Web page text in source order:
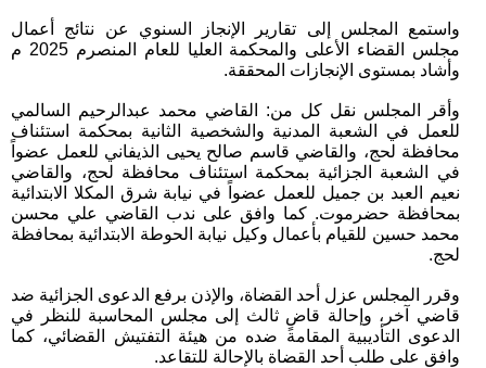
واستمع المجلس إلى تقارير الإنجاز السنوي عن نتائج أعمال
مجلس القضاء الأعلى والمحكمة العليا للعام المنصرم 2025 م
وأشاد بمستوى الإنجازات المحققة.
وأقر المجلس نقل كل من: القاضي محمد عبدالرحيم السالمي
للعمل في الشعبة المدنية والشخصية الثانية بمحكمة استئناف
محافظة لحج، والقاضي قاسم صالح يحيى الذيفاني للعمل عضواً
في الشعبة الجزائية بمحكمة استئناف محافظة لحج، والقاضي
نعيم العبد بن جميل للعمل عضواً في نيابة شرق المكلا الابتدائية
بمحافظة حضرموت. كما وافق على ندب القاضي علي محسن
محمد حسين للقيام بأعمال وكيل نيابة الحوطة الابتدائية بمحافظة
لحج.
وقرر المجلس عزل أحد القضاة، والإذن برفع الدعوى الجزائية ضد
قاضي آخر، وإحالة قاضٍ ثالث إلى مجلس المحاسبة للنظر في
الدعوى التأديبية المقامة ضده من هيئة التفتيش القضائي، كما
وافق على طلب أحد القضاة بالإحالة للتقاعد.